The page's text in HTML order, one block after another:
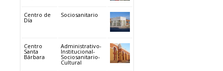
Centro de
Día
Sociosanitario
Centro
Santa
Bárbara
Administrativo-
Institucional-
Sociosanitario-
Cultural